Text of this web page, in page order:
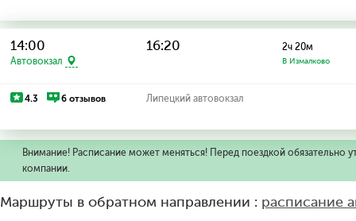
14:00
Автовокзал
16:20 2ч 20м
В Измалково
4.3 6 отзывов Липецкий автовокзал
Внимание! Расписание может меняться! Перед поездкой обязательно
компании.
Маршруты в обратном направлении : расписание